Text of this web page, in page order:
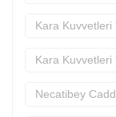
Kara Kuvvetleri
Kara Kuvvetleri
Necatibey